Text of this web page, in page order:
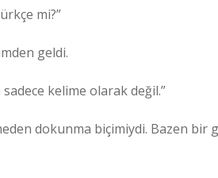
mi?”
geldi.
kelime olarak değil.”
dokunma biçimiydi. Bazen bir